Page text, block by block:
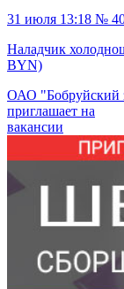
31 июля 13:18 №
Наладчик
BYN)
ОАО "Бобруйский
приглашает на
вакансии